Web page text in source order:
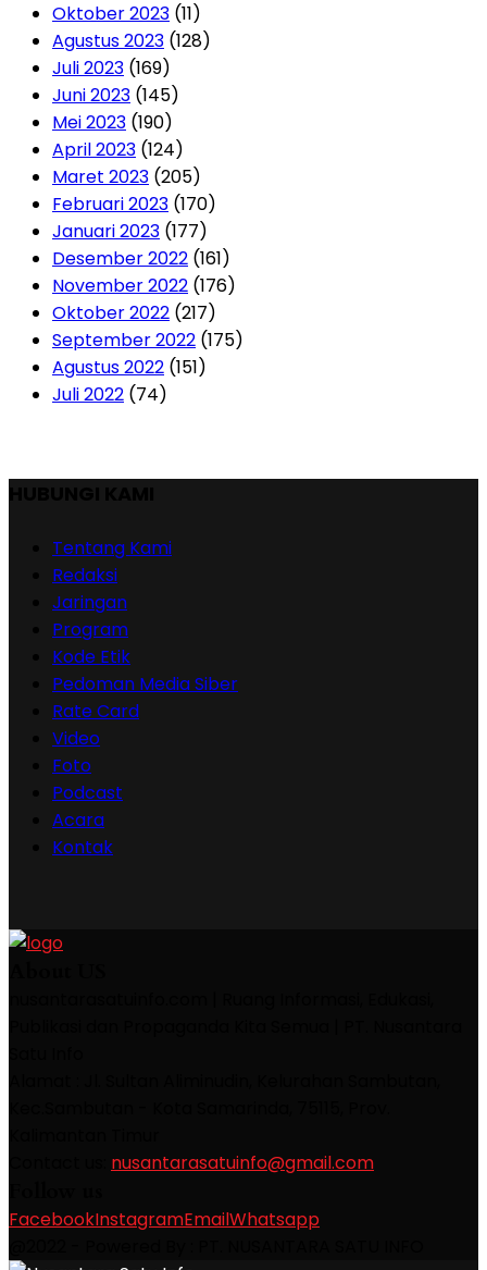
Oktober 2023 (11)
Agustus 2023 (128)
Juli 2023 (169)
Juni 2023 (145)
Mei 2023 (190)
April 2023 (124)
Maret 2023 (205)
Februari 2023 (170)
Januari 2023 (177)
Desember 2022 (161)
November 2022 (176)
Oktober 2022 (217)
September 2022 (175)
Agustus 2022 (151)
Juli 2022 (74)
Tentang Kami
Redaksi
Jaringan
Program
Kode Etik
Pedoman Media Siber
Rate Card
Video
Foto
Podcast
Acara
Kontak
nusantarasatuinfo@gmail.com
FacebookInstagramEmailWhatsapp